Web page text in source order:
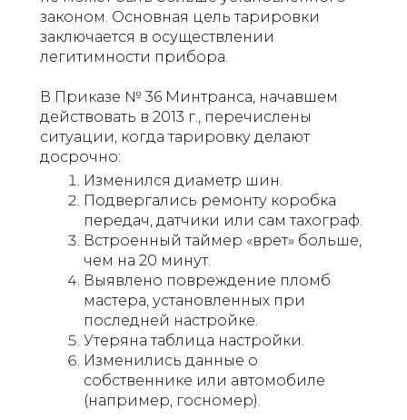
законом. Основная цель тарировки
заключается в осуществлении
легитимности прибора.
В Приказе № 36 Минтранса, начавшем
действовать в 2013 г., перечислены
ситуации, когда тарировку делают
досрочно:
Изменился диаметр шин.
Подвергались ремонту коробка
передач, датчики или сам тахограф.
Встроенный таймер «врет» больше,
чем на 20 минут.
Выявлено повреждение пломб
мастера, установленных при
последней настройке.
Утеряна таблица настройки.
Изменились данные о
собственнике или автомобиле
(например, госномер).